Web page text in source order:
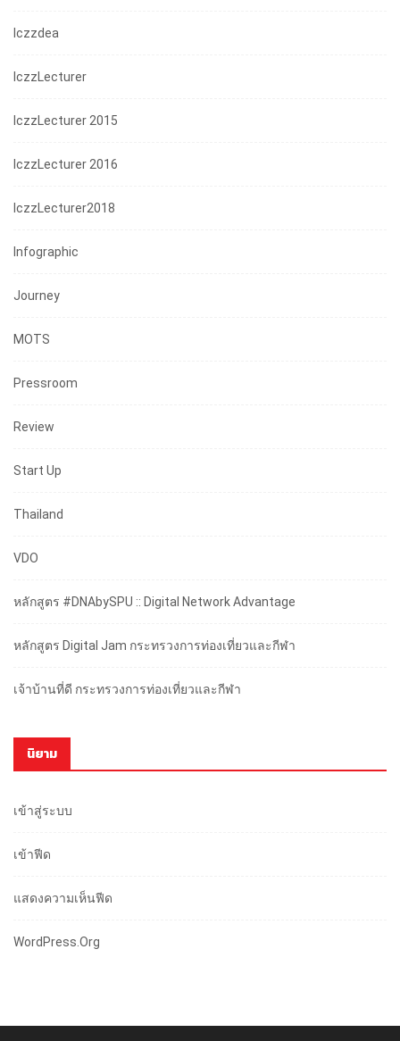
Iczzdea
IczzLecturer
IczzLecturer 2015
IczzLecturer 2016
IczzLecturer2018
Infographic
Journey
MOTS
Pressroom
Review
Start Up
Thailand
VDO
หลักสูตร #DNAbySPU :: Digital Network Advantage
หลักสูตร Digital Jam กระทรวงการท่องเที่ยวและกีฬา
เจ้าบ้านที่ดี กระทรวงการท่องเที่ยวและกีฬา
นิยาม
เข้าสู่ระบบ
เข้าฟีด
แสดงความเห็นฟีด
WordPress.org